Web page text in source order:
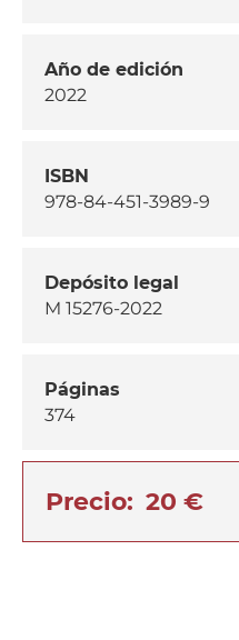
Año de edición
2022
ISBN
978-84-451-3989-9
Depósito legal
M 15276-2022
Páginas
374
Precio 20 €